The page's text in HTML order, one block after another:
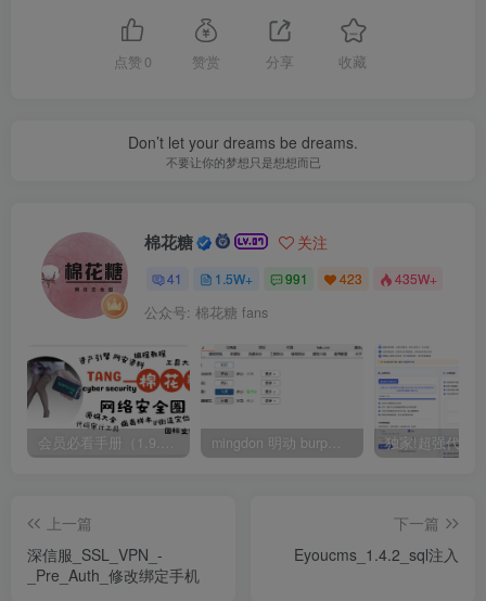
点赞 0 赞赏 分享 收藏
Don’t let your dreams be dreams.
不要让你的梦想只是想想而已
棉花糖 关注
41 1.5W+ 991 423 435W+
公众号: 棉花糖 fans
会员必看手册（1.9.0版本 26.4.5更新） mingdon 明动 burp插件0.2.6版本 本地时间校验去除版
上一篇
深信服_SSL_VPN_-
_Pre_Auth_修改绑定手机
下一篇
Eyoucms_1.4.2_sql注入